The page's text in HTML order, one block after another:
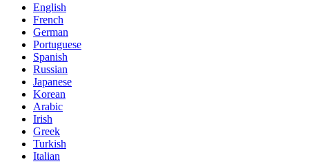
English
French
German
Portuguese
Spanish
Russian
Japanese
Korean
Arabic
Irish
Greek
Turkish
Italian